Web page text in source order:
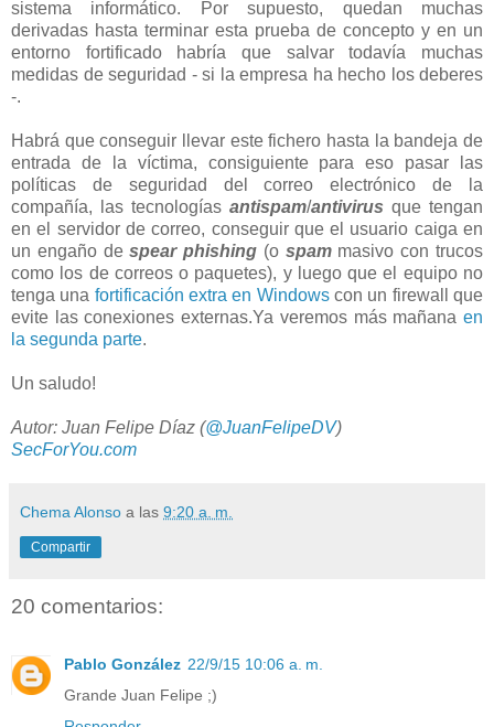
sistema informático. Por supuesto, quedan muchas
derivadas hasta terminar esta prueba de concepto y en un
entorno fortificado habría que salvar todavía muchas
medidas de seguridad - si la empresa ha hecho los deberes
-.
Habrá que conseguir llevar este fichero hasta la bandeja de
entrada de la víctima, consiguiente para eso pasar las
políticas de seguridad del correo electrónico de la
compañía, las tecnologías antispam/antivirus que tengan
en el servidor de correo, conseguir que el usuario caiga en
un engaño despear phishing (o spammasivo con trucos
como los de correos o paquetes), y luego que el equipo no
tenga una fortificación extra en Windowscon un firewall que
evite las conexiones externas.Ya veremos más mañana en
la segunda parte.
Un saludo!
Autor: Juan Felipe Díaz (@JuanFelipeDV)
SecForYou.com
Chema Alonso a las 9:20 a. m.
Compartir
20 comentarios:
Pablo González 22/9/15 10:06 a. m.
Grande Juan Felipe ;)